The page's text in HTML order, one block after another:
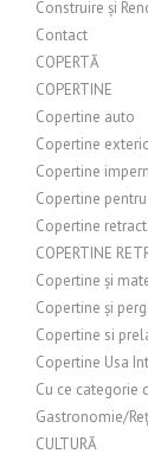
Construire și
Contact
COPERTĂ
COPERTINE
Copertine auto
Copertine
Copertine
Copertine
Copertine
COPERTINE
Copertine și
Copertine și
Copertine si
Copertine Usa
Cu ce categorie
Gastronomie/
CULTURĂ